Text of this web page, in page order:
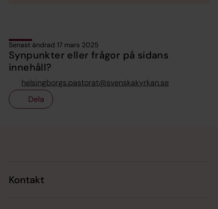
Senast ändrad 17 mars 2025
Synpunkter eller frågor på sidans
innehåll?
helsingborgs.pastorat@svenskakyrkan.se
Dela
Kontakt